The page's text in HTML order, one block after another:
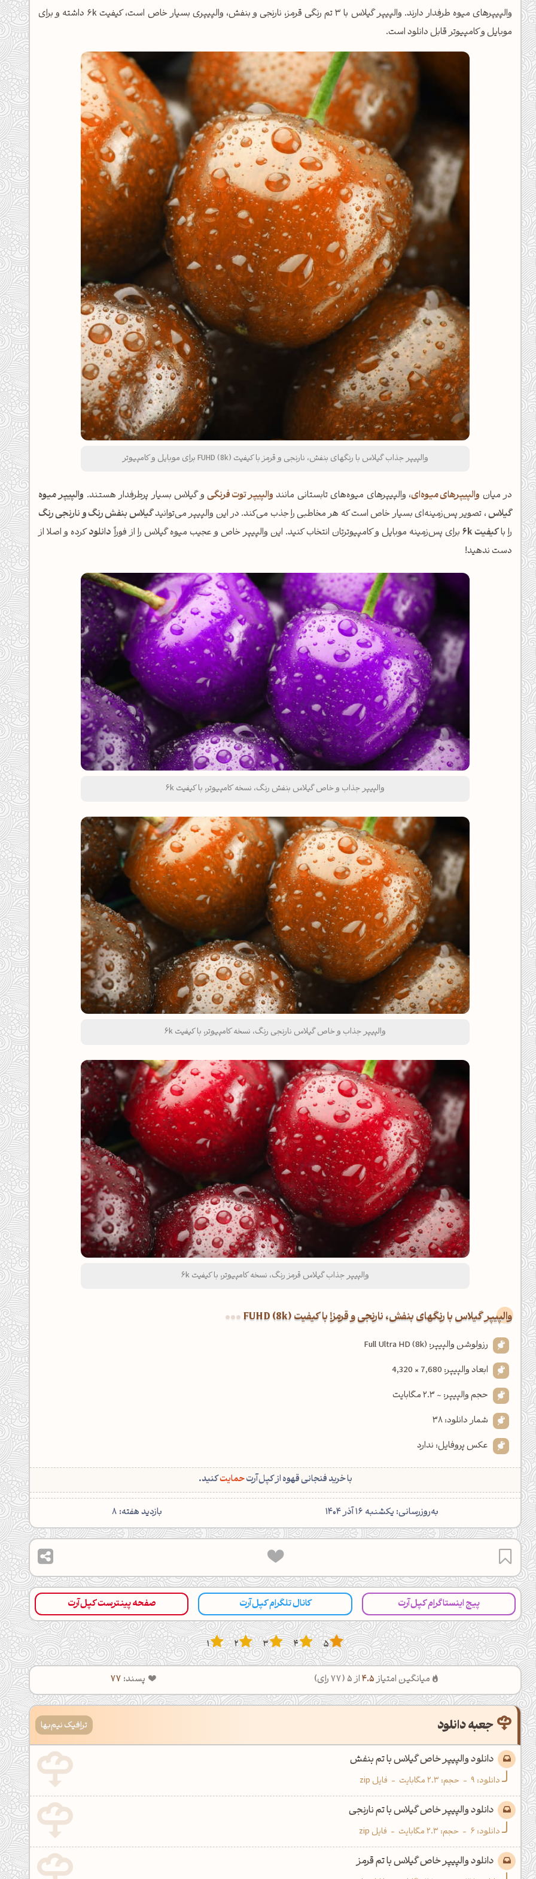
کدهای رنگ
رنگ مکمل
تمام ابزارها
والپیپرهای میوه طرفدار دارند. والپیپر گیلاس با 3 تم رنگی قرمز، نارنجی و بنفش، والپیپری بسیار خاص است، کیفیت 6k داشته و برای
موبایل و کامپیوتر قابل دانلود است.
والپیپر جذاب گیلاس با رنگهای بنفش، نارنجی و قرمز با کیفیت FUHD (8k) برای موبایل و کامپیوتر
در میان والپیپرهای میوه‌ای، والپیپرهای میوه‌های تابستانی مانندوالپیپر توت فرنگیو گیلاس بسیار پرطرفدار هستند. والپیپر میوه
گیلاس، تصویر پس‌زمینه‌ای بسیار خاص است که هر مخاطبی را جذب می‌کند. در این والپیپر می‌توانیدگیلاس بنفش رنگ و نارنجی رنگ
را باکیفیت 6k برای پس‌زمینه موبایل و کامپیوترتان انتخاب کنید. این والپیپر خاص و عجیب میوه گیلاس را از فوراًدانلودکرده و اصلا از
دست ندهید!
والپیپر جذاب و خاص گیلاس بنفش رنگ، نسخه کامپیوتر، با کیفیت 6k
والپیپر جذاب و خاص گیلاس نارنجی رنگ، نسخه کامپیوتر، با کیفیت 6k
والپیپر جذاب گیلاس قرمز رنگ، نسخه کامپیوتر، با کیفیت 6k
والپیپر گیلاس با رنگهای بنفش، نارنجی و قرمز! با کیفیت FUHD (8k)
رزولوشن والپیپر: Full Ultra HD (8k)
ابعاد والپیپر: 7,680 × 4,320
حجم والپیپر: ~ 2.3 مگابایت
شمار دانلود: 38
عکس پروفایل: ندارد
با خرید فنجانی قهوه از کپل‌آرتحمایتکنید.
‌به‌روزرسانی: یکشنبه 16 آذر 1404 بازدید هفته: 8
پیج اینستاگرام کپل‌آرت کانال تلگرام کپل‌آرت صفحه پینترست کپل‌آرت
5
4
3
2
1
میانگین امتیاز4.5از 5 ( 77رای) پسند: 77
جعبه دانلود ترافیک نیم‌بها
دانلود والپیپر خاص گیلاس با تم بنفش
دانلود: 9
- حجم: 2.3 مگابایت - فایل zip
دانلود والپیپر خاص گیلاس با تم نارنجی
دانلود:6
- حجم: 2.3 مگابایت - فایل zip
دانلود والپیپر خاص گیلاس با تم قرمز
عصرت بخیر❤️
کپل‌آرت رو دنبال کن!
کانال تلگرام
اینستاگرام
کانال ایــتا
کانال بلـــه
اَپ اندروید اَپ ویندوز